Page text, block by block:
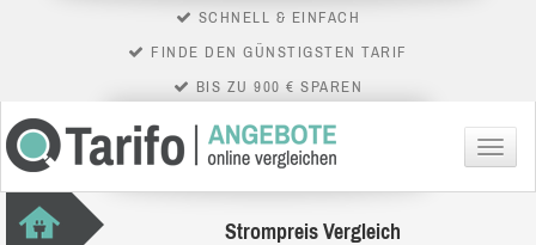
SCHNELL & EINFACH
FINDE DEN GÜNSTIGSTEN TARIF
BIS ZU 900 € SPAREN
Menü
Strompreis Vergleich